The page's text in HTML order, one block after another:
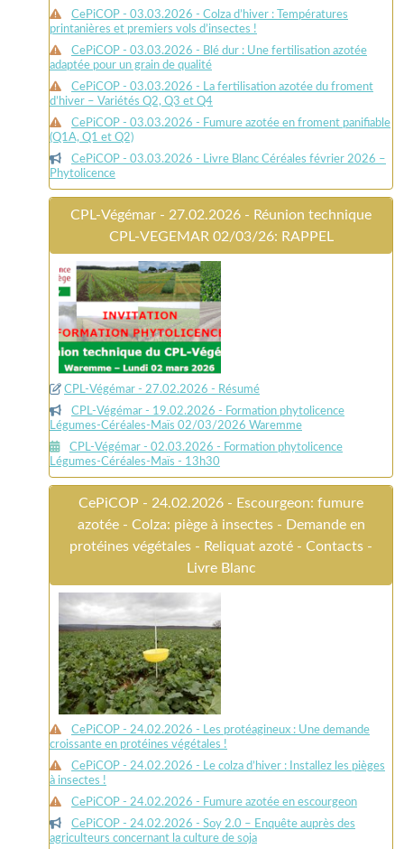
CePiCOP - 03.03.2026 - Colza d’hiver : Températures
printanières et premiers vols d’insectes !
CePiCOP - 03.03.2026 - Blé dur : Une fertilisation azotée
adaptée pour un grain de qualité
CePiCOP - 03.03.2026 - La fertilisation azotée du froment
d’hiver – Variétés Q2, Q3 et Q4
CePiCOP - 03.03.2026 - Fumure azotée en froment panifiable
(Q1A, Q1 et Q2)
CePiCOP - 03.03.2026 - Livre Blanc Céréales février 2026 –
Phytolicence
CPL-Végémar - 27.02.2026 - Réunion technique
CPL-VEGEMAR 02/03/26: RAPPEL
CPL-Végémar - 27.02.2026 - Résumé
CPL-Végémar - 19.02.2026 - Formation phytolicence
Légumes-Céréales-Maïs 02/03/2026 Waremme
CPL-Végémar - 02.03.2026 - Formation phytolicence
Légumes-Céréales-Maïs - 13h30
CePiCOP - 24.02.2026 - Escourgeon: fumure
azotée - Colza: piège à insectes - Demande en
protéines végétales - Reliquat azoté - Contacts -
Livre Blanc
CePiCOP - 24.02.2026 - Les protéagineux : Une demande
croissante en protéines végétales !
CePiCOP - 24.02.2026 - Le colza d’hiver : Installez les pièges
à insectes !
CePiCOP - 24.02.2026 - Fumure azotée en escourgeon
CePiCOP - 24.02.2026 - Soy 2.0 – Enquête auprès des
agriculteurs concernant la culture de soja